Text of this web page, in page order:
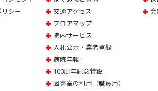
シー
交通アクセス
フロアマップ
院内サービス
入札公示・業者登録
病院年報
100周年記念特設
図書室の利用（職員用）